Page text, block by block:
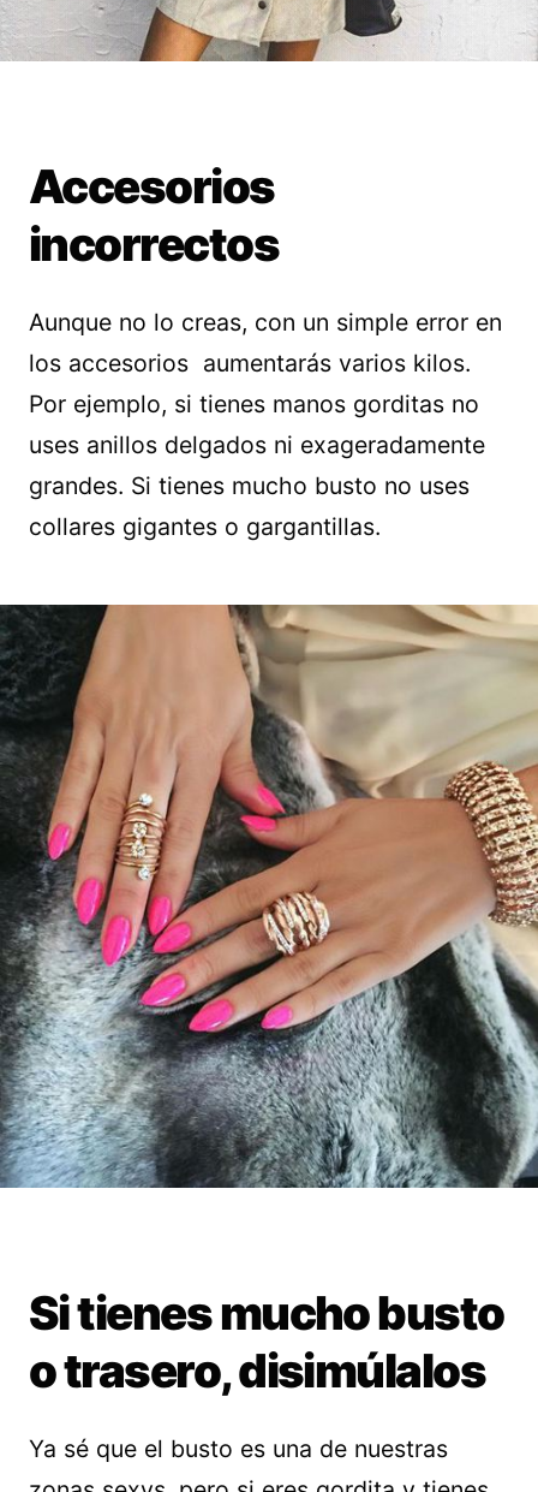
Accesorios
incorrectos
Aunque no lo creas, con un simple error en
los accesorios aumentarás varios kilos.
Por ejemplo, si tienes manos gorditas no
uses anillos delgados ni exageradamente
grandes. Si tienes mucho busto no uses
collares gigantes o gargantillas.
Si tienes mucho busto
o trasero, disimúlalos
Ya sé que el busto es una de nuestras